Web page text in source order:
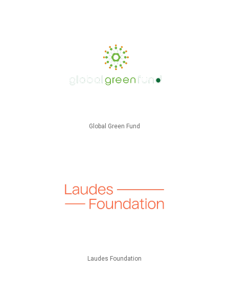
Global Green Fund
Laudes Foundation